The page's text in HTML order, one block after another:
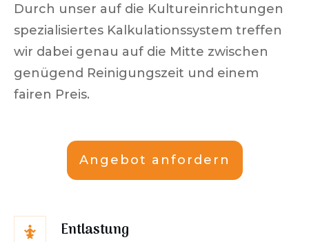
Durch unser auf die Kultureinrichtungen
spezialisiertes Kalkulationssystem treffen
wir dabei genau auf die Mitte zwischen
genügend Reinigungszeit und einem
fairen Preis.
Angebot anfordern
Entlastung